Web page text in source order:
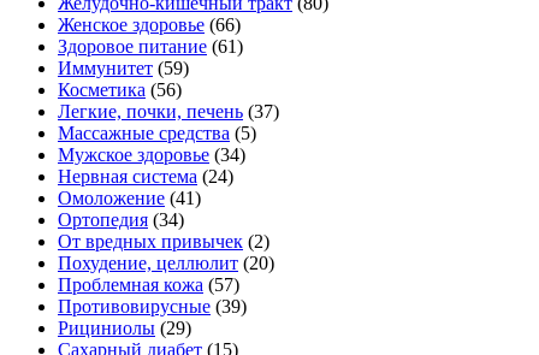
Женское здоровье (66)
Здоровое питание (61)
Иммунитет (59)
Косметика (56)
Легкие, почки, печень (37)
Массажные средства (5)
Мужское здоровье (34)
Нервная система (24)
Омоложение (41)
Ортопедия (34)
От вредных привычек (2)
Похудение, целлюлит (20)
Проблемная кожа (57)
Противовирусные (39)
Рициниолы (29)
Сахарный диабет (15)